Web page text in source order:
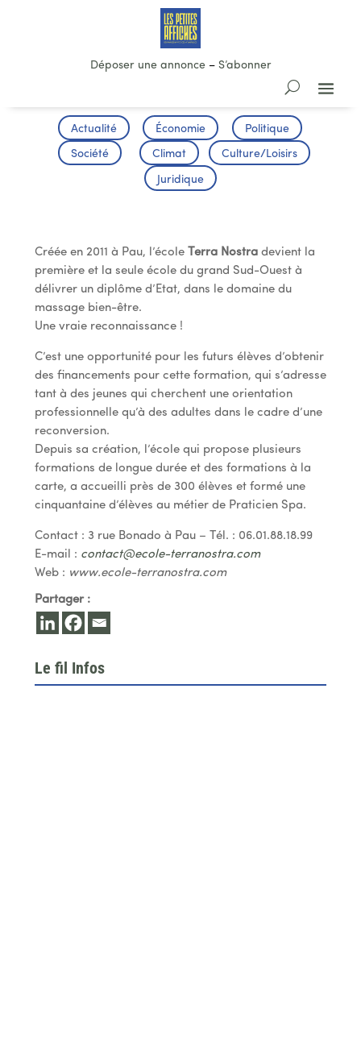
Déposer une annonce– S’abonner
Actualité Économie Politique
Société Climat Culture/Loisirs
Juridique
Créée en 2011 à Pau, l’école Terra Nostradevient la
première et la seule école du grand Sud-Ouest à
délivrer un diplôme d’Etat, dans le domaine du
massage bien-être.
Une vraie reconnaissance !
C’est une opportunité pour les futurs élèves d’obtenir
des financements pour cette formation, qui s’adresse
tant à des jeunes qui cherchent une orientation
professionnelle qu’à des adultes dans le cadre d’une
reconversion.
Depuis sa création, l’école qui propose plusieurs
formations de longue durée et des formations à la
carte, a accueilli près de 300 élèves et formé une
cinquantaine d’élèves au métier de Praticien Spa.
Contact : 3 rue Bonado à Pau – Tél. : 06.01.88.18.99
E-mail : contact@ecole-terranostra.com
Web : www.ecole-terranostra.com
Partager :
Le fil Infos